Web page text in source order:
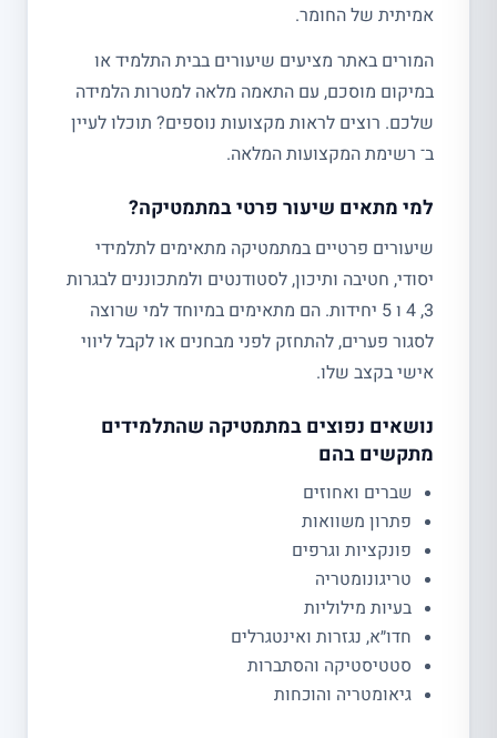
אמיתית של החומר.
המורים באתר מציעים שיעורים בבית התלמיד או
במיקום מוסכם, עם התאמה מלאה למטרות הלמידה
שלכם. רוצים לראות מקצועות נוספים? תוכלו לעיין
ב־ רשימת המקצועות המלאה.
למי מתאים שיעור פרטי במתמטיקה?
שיעורים פרטיים במתמטיקה מתאימים לתלמידי
יסודי, חטיבה ותיכון, לסטודנטים ולמתכוננים לבגרות
3, 4 ו 5 יחידות. הם מתאימים במיוחד למי שרוצה
לסגור פערים, להתחזק לפני מבחנים או לקבל ליווי
אישי בקצב שלו.
נושאים נפוצים במתמטיקה שהתלמידים
מתקשים בהם
שברים ואחוזים
פתרון משוואות
פונקציות וגרפים
טריגונומטריה
בעיות מילוליות
חדו״א, נגזרות ואינטגרלים
סטטיסטיקה והסתברות
גיאומטריה והוכחות